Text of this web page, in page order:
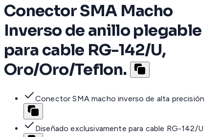
Conector SMA Macho
Inverso de anillo plegable
para cable RG-142/U,
Oro/Oro/Teflon.
Conector SMA macho inverso de alta precisión
Diseñado exclusivamente para cable RG-142/U